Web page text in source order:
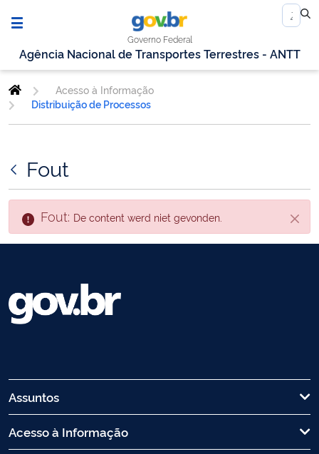
Governo Federal
Agência Nacional de Transportes Terrestres - ANTT
Acesso à Informação
Distribuição de Processos
Fout
Fout: De content werd niet gevonden.
Assuntos
Acesso à Informação